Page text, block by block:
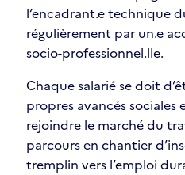
l’encadrant.e technique
régulièrement par un.e
socio-professionnel.lle.
Chaque salarié se doit
propres avancés
rejoindre le marché du
parcours en chantier
tremplin vers l’emploi